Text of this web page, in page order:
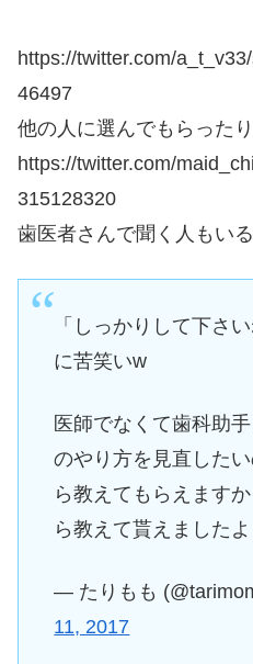
https://twitter.com/
46497
他の人に選んでもらったり
https://twitter.com/
315128320
歯医者さんで聞く人もいる
「しっかりして下さ
に苦笑いw
医師でなくて歯科助
のやり方を見直した
ら教えてもらえます
ら教えて貰えましたよ
— たりもも
11, 2017